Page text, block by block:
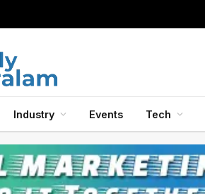
Industry Events Tech